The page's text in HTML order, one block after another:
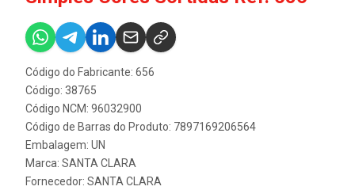
Código do Fabricante: 656
Código: 38765
Código NCM: 96032900
Código de Barras do Produto: 7897169206564
Embalagem: UN
Marca: SANTA CLARA
Fornecedor: SANTA CLARA